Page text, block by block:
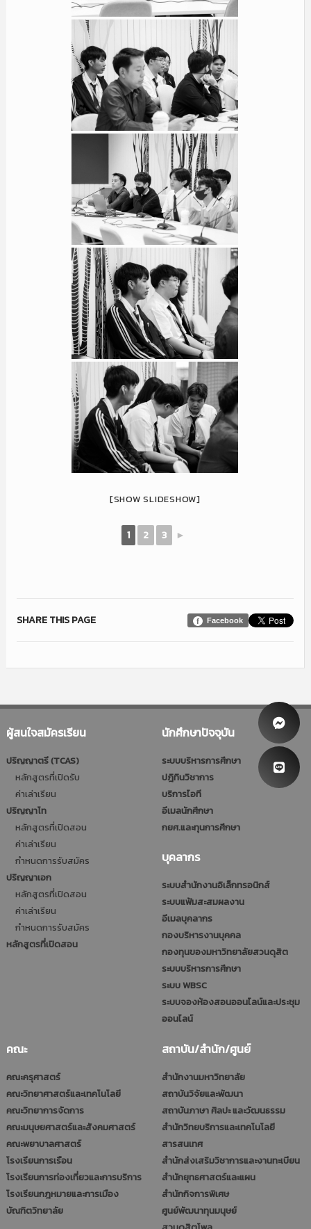
[SHOW SLIDESHOW]
1 2 3 ►
Facebook
SHARE THIS PAGE
ผู้สนใจสมัครเรียน
ปริญญาตรี (TCAS)
หลักสูตรที่เปิดรับ
ค่าเล่าเรียน
ปริญญาโท
หลักสูตรที่เปิดสอน
ค่าเล่าเรียน
กำหนดการรับสมัคร
ปริญญาเอก
หลักสูตรที่เปิดสอน
ค่าเล่าเรียน
กำหนดการรับสมัคร
หลักสูตรที่เปิดสอน
นักศึกษาปัจจุบัน
ระบบบริหารการศึกษา
ปฎิทินวิชาการ
บริการไอที
อีเมลนักศึกษา
กยศ.และทุนการศึกษา
บุคลากร
ระบบสำนักงานอิเล็กทรอนิกส์
ระบบแฟ้มสะสมผลงาน
อีเมลบุคลากร
กองบริหารงานบุคคล
กองทุนของมหาวิทยาลัยสวนดุสิต
ระบบบริหารการศึกษา
ระบบ WBSC
ระบบจองห้องสอนออนไลน์และประชุม
ออนไลน์
คณะ
คณะครุศาสตร์
คณะวิทยาศาสตร์และเทคโนโลยี
คณะวิทยาการจัดการ
คณะมนุษยศาสตร์และสังคมศาสตร์
คณะพยาบาลศาสตร์
โรงเรียนการเรือน
โรงเรียนการท่องเที่ยวและการบริการ
โรงเรียนกฎหมายและการเมือง
บัณฑิตวิทยาลัย
สถาบัน/สำนัก/ศูนย์
สำนักงานมหาวิทยาลัย
สถาบันวิจัยและพัฒนา
สถาบันภาษา ศิลปะ และวัฒนธรรม
สำนักวิทยบริการและเทคโนโลยี
สารสนเทศ
สำนักส่งเสริมวิชาการและงานทะเบียน
สำนักยุทธศาสตร์และแผน
สำนักกิจการพิเศษ
ศูนย์พัฒนาทุนมนุษย์